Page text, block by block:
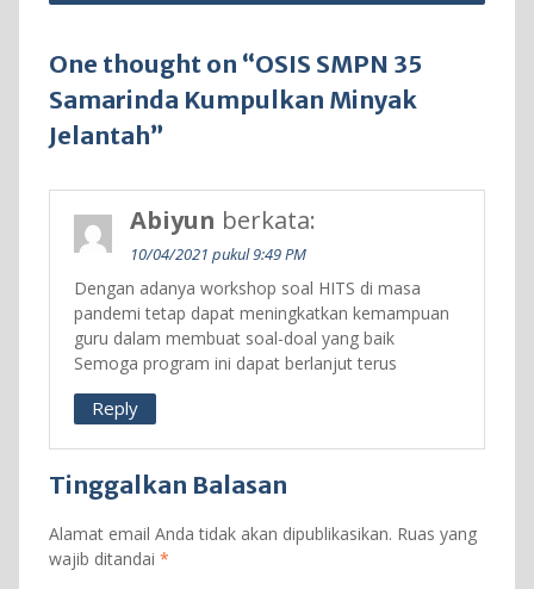
One thought on “OSIS SMPN 35
Samarinda Kumpulkan Minyak
Jelantah”
Abiyun berkata:
10/04/2021 pukul 9:49 PM
Dengan adanya workshop soal HITS di masa
pandemi tetap dapat meningkatkan kemampuan
guru dalam membuat soal-doal yang baik
Semoga program ini dapat berlanjut terus
Reply
Tinggalkan Balasan
Alamat email Anda tidak akan dipublikasikan. Ruas yang
wajib ditandai *